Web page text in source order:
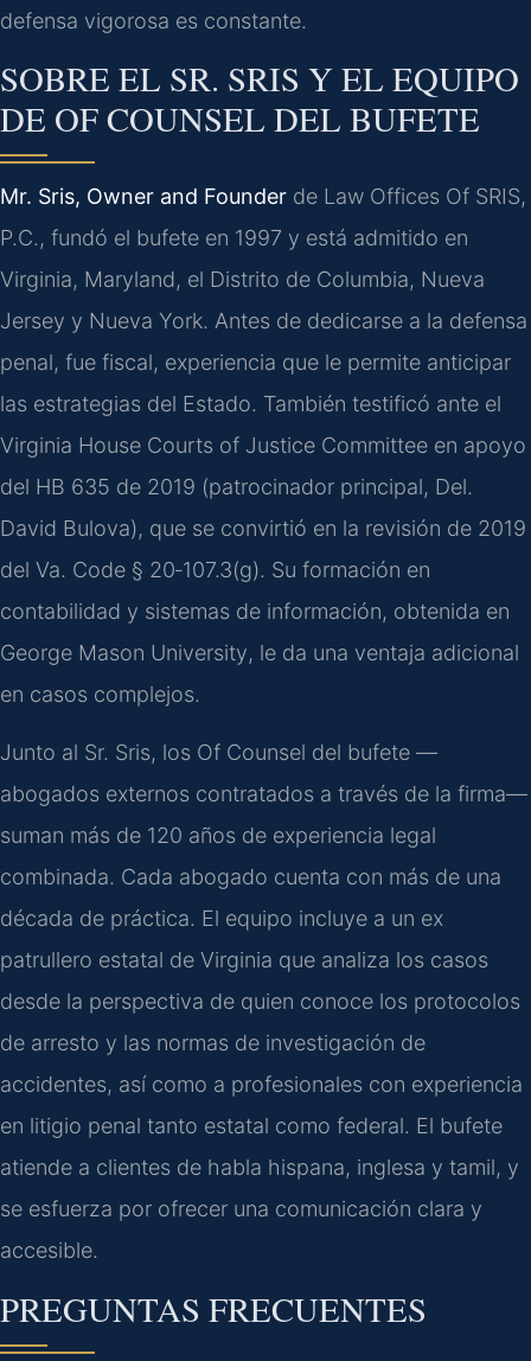
defensa vigorosa es constante.
SOBRE EL SR. SRIS Y EL EQUIPO
DE OF COUNSEL DEL BUFETE
Mr. Sris, Owner and Founder de Law Offices Of SRIS,
P.C., fundó el bufete en 1997 y está admitido en
Virginia, Maryland, el Distrito de Columbia, Nueva
Jersey y Nueva York. Antes de dedicarse a la defensa
penal, fue fiscal, experiencia que le permite anticipar
las estrategias del Estado. También testificó ante el
Virginia House Courts of Justice Committee en apoyo
del HB 635 de 2019 (patrocinador principal, Del.
David Bulova), que se convirtió en la revisión de 2019
del Va. Code § 20‑107.3(g). Su formación en
contabilidad y sistemas de información, obtenida en
George Mason University, le da una ventaja adicional
en casos complejos.
Junto al Sr. Sris, los Of Counsel del bufete —
abogados externos contratados a través de la firma—
suman más de 120 años de experiencia legal
combinada. Cada abogado cuenta con más de una
década de práctica. El equipo incluye a un ex
patrullero estatal de Virginia que analiza los casos
desde la perspectiva de quien conoce los protocolos
de arresto y las normas de investigación de
accidentes, así como a profesionales con experiencia
en litigio penal tanto estatal como federal. El bufete
atiende a clientes de habla hispana, inglesa y tamil, y
se esfuerza por ofrecer una comunicación clara y
accesible.
PREGUNTAS FRECUENTES